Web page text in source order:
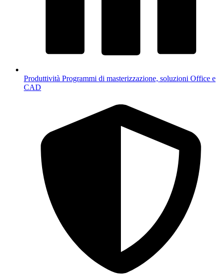
Produttività Programmi di masterizzazione, soluzioni Office e
CAD